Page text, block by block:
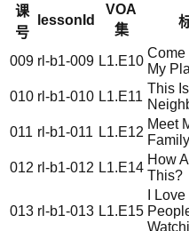
课
号
lessonId
VOA
集
009 rl-b1-009 L1.E10
Come
My
010 rl-b1-010 L1.E11
This
011 rl-b1-011 L1.E12
Meet
Family
012 rl-b1-012 L1.E14
How
This?
013 rl-b1-013 L1.E15
I Love